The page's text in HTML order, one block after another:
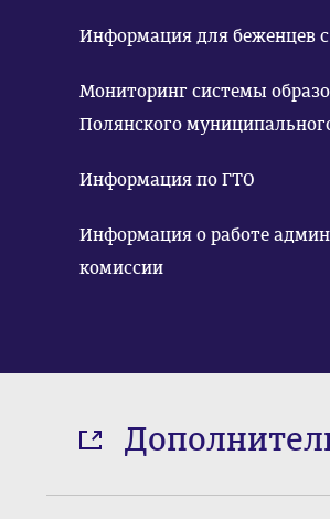
Информация для беженцев
Мониторинг системы
Полянского
Информация по ГТО
Информация о работе
комиссии